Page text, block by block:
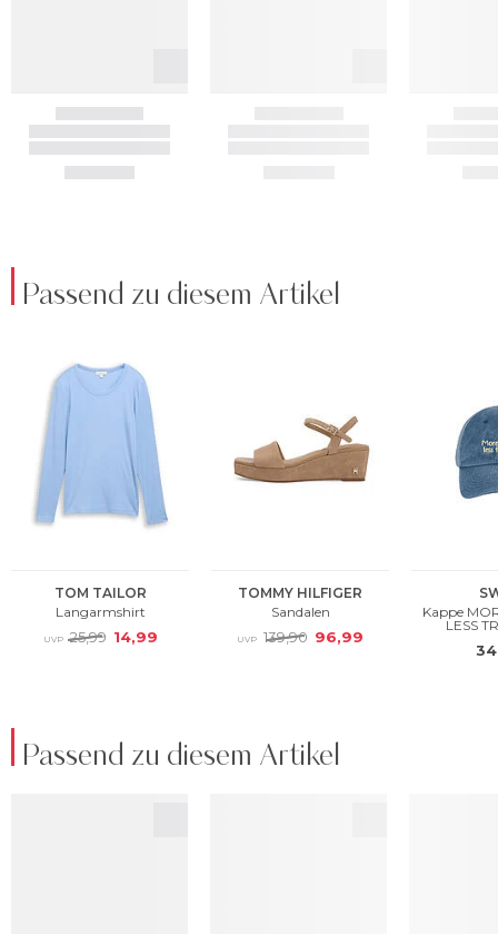
Passend zu diesem Artikel
Passend zu diesem Artikel